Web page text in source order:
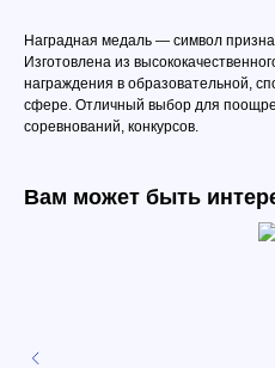
Наградная медаль — символ
Изготовлена из
награждения в образовательной,
сфере. Отличный выбор для
соревнований, конкурсов.
Вам может быть